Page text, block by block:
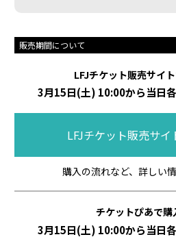
販売期間について
LFJチケット販売サイ
3月15日(土) 10:00から当日
LFJチケット販売サイ
購入の流れなど、詳しい
チケットぴあで購
3月15日(土) 10:00から当日